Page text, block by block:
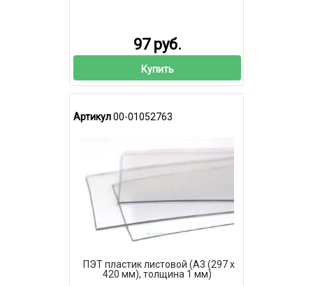
97 руб.
Купить
Артикул00-01052763
ПЭТ пластик листовой (А3 (297 х
420 мм), толщина 1 мм)